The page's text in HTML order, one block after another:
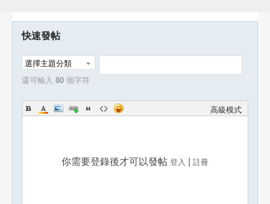
快速發帖
選擇主題分類
還可輸入 80 個字符
高級模式
你需要登錄後才可以發帖 登入 | 註冊